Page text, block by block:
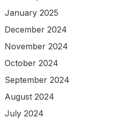
January 2025
December 2024
November 2024
October 2024
September 2024
August 2024
July 2024